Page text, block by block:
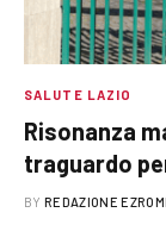
SALUTE LAZIO
Risonanza
traguardo
BY REDAZIONE